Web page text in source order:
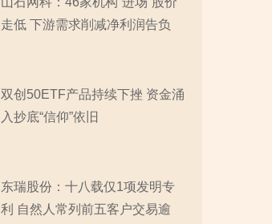
走低 下游需求削减净利润告负
双创50ETF产品持续下挫 资金涌
入抄底“信仰”依旧
东瑞股份：十八载仅1项发明专
利 自然人常列前五客户交易逾